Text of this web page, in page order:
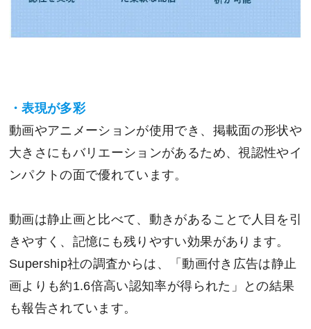
・表現が多彩
動画やアニメーションが使用でき、掲載面の形状や
大きさにもバリエーションがあるため、視認性やイ
ンパクトの面で優れています。
動画は静止画と比べて、動きがあることで人目を引
きやすく、記憶にも残りやすい効果があります。
Supership社の調査からは、「動画付き広告は静止
画よりも約1.6倍高い認知率が得られた」との結果
も報告されています。